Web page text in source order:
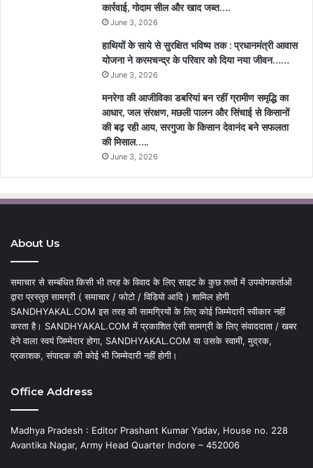
कार्रवाई, गोदाम सील और खाद जब्त….
June 3, 2026
हाथियों के साये से सुरक्षित भविष्य तक : प्रधानमंत्री आवास
योजना ने करमचन्द्र के परिवार को दिया नया जीवन……
June 3, 2026
मनरेगा की आजीविका डबरियां बन रहीं ग्रामीण समृद्धि का
आधार, जल संरक्षण, मछली पालन और सिंचाई से किसानों
की बढ़ रही आय, सरगुजा के किसान देवानंद बने सफलता
की मिसाल…..
June 3, 2026
About Us
समाचार से सम्बंधित किसी भी तरह के विवाद के लिए साइट के कुछ तत्वों में उपयोगकर्ताओं
द्वारा प्रस्तुत सामग्री ( समाचार / फोटो / विडियो आदि ) शामिल होगी
SANDHYAKAL.COM इस तरह की सामग्रियों के लिए कोई जिम्मेदारी स्वीकार नहीं
करता है। SANDHYAKAL.COM में प्रकाशित ऐसी सामग्री के लिए संवाददाता / खबर
देने वाला स्वयं जिम्मेदार होगा, SANDHYAKAL.COM या उसके स्वामी, मुद्रक,
प्रकाशक, संपादक की कोई भी जिम्मेदारी नहीं होगी।
Office Address
Madhya Pradesh : Editor Prashant Kumar Yadav, House no. 228
Avantika Nagar, Army Head Quarter Indore – 452006